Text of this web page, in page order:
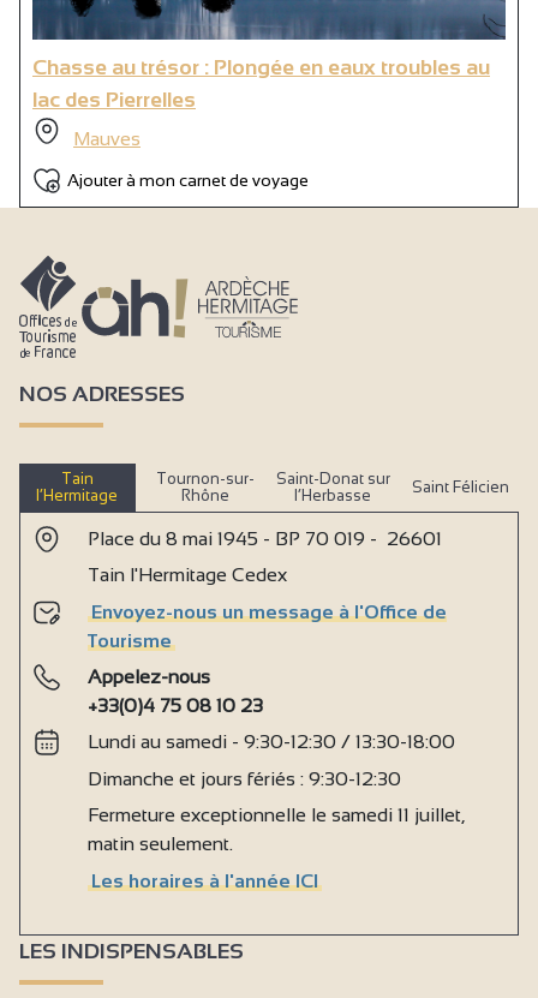
Chasse au trésor : Plongée en eaux troubles au
lac des Pierrelles
Mauves
Ajouter à mon carnet de voyage
NOS ADRESSES
Tain
l’Hermitage
Tournon-sur-
Rhône
Saint-Donat sur
l’Herbasse
Saint Félicien
Place du 8 mai 1945 - BP 70 019 - 26601
Tain l'Hermitage Cedex
Envoyez-nous un message à l'Office de
Tourisme
Appelez-nous
+33(0)4 75 08 10 23
Lundi au samedi - 9:30-12:30 / 13:30-18:00
Dimanche et jours fériés : 9:30-12:30
Fermeture exceptionnelle le samedi 11 juillet,
matin seulement.
Les horaires à l'année ICI
LES INDISPENSABLES